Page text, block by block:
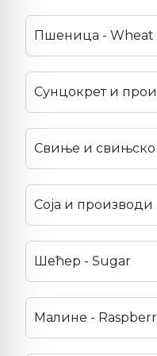
Пшеница - Wheat
Сунцокрет и
Свиње и свињско
Соја и производи
Шећер - Sugar
Малине -